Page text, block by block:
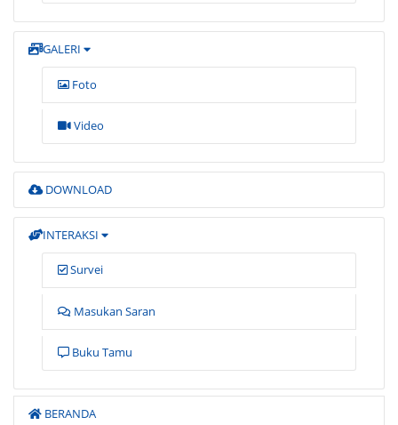
GALERI
Foto
Video
DOWNLOAD
INTERAKSI
Survei
Masukan Saran
Buku Tamu
BERANDA